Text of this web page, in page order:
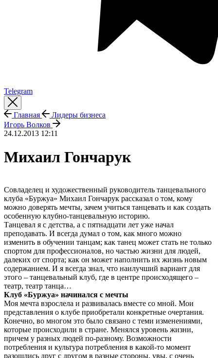
Telegram
Главная
Лидеры бизнеса
Игорь Волков
24.12.2013 12:11
Михаил Гончарук
Совладелец и художественный руководитель танцевального
клуба «Буржуа» Михаил Гончарук рассказал о том, кому
можно доверять мечты, зачем учиться танцевать и как создать
особенную клубно-танцевальную историю.
Танцевал я с детства, а с пятнадцати лет уже начал
преподавать. И всегда думал о том, как много можно
изменить в обучении танцам; как танец может стать не только
спортом для профессионалов, но частью жизни для людей,
далеких от спорта; как он может наполнить их жизнь новым
содержанием. И я всегда знал, что наилучший вариант для
этого – танцевальный клуб, где в центре происходящего –
театр, театр танца…
Клуб «Буржуа» начинался с мечты
Моя мечта взрослела и развивалась вместе со мной. Мои
представления о клубе приобретали конкретные очертания.
Конечно, во многом это было связано с теми изменениями,
которые происходили в стране. Менялся уровень жизни,
причем у разных людей по-разному. Возможности
потребления и культура потребления в какой-то момент
разошлись друг с другом в разные стороны, увы, с очень